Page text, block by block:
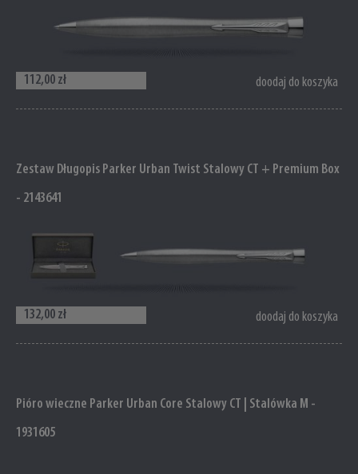
112,00 zł doodaj do koszyka
Zestaw Długopis Parker Urban Twist Stalowy CT + Premium Box
- 2143641
132,00 zł doodaj do koszyka
Pióro wieczne Parker Urban Core Stalowy CT | Stalówka M -
1931605